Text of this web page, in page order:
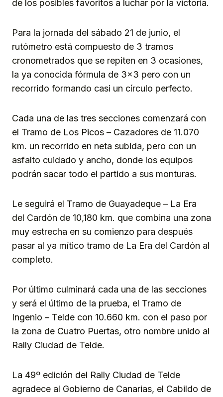
de los posibles favoritos a luchar por la victoria.
Para la jornada del sábado 21 de junio, el
rutómetro está compuesto de 3 tramos
cronometrados que se repiten en 3 ocasiones,
la ya conocida fórmula de 3×3 pero con un
recorrido formando casi un círculo perfecto.
Cada una de las tres secciones comenzará con
el Tramo de Los Picos – Cazadores de 11.070
km. un recorrido en neta subida, pero con un
asfalto cuidado y ancho, donde los equipos
podrán sacar todo el partido a sus monturas.
Le seguirá el Tramo de Guayadeque – La Era
del Cardón de 10,180 km. que combina una zona
muy estrecha en su comienzo para después
pasar al ya mítico tramo de La Era del Cardón al
completo.
Por último culminará cada una de las secciones
y será el último de la prueba, el Tramo de
Ingenio – Telde con 10.660 km. con el paso por
la zona de Cuatro Puertas, otro nombre unido al
Rally Ciudad de Telde.
La 49º edición del Rally Ciudad de Telde
agradece al Gobierno de Canarias, el Cabildo de